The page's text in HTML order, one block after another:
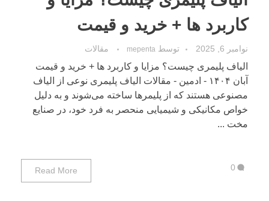
کاربرد ها + خرید و قیمت
نوامبر 6, 2025 توسط mepenta مقالات
الیاف پلیمری چیست؟ مزایا و کاربرد ها + خرید و قیمت
آبان ۱۴۰۴ - ادمین - مقالات الیاف پلیمری نوعی از الیاف
مصنوعی هستند که از پلیمرها ساخته می‌شوند و به دلیل
خواص مکانیکی و شیمیایی منحصر به فرد خود، در صنایع
مخت ...
Read More 0